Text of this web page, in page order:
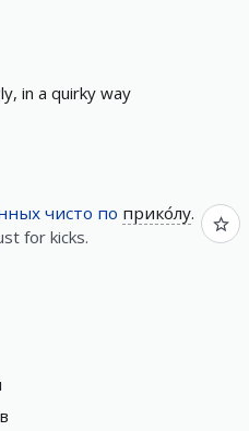
ly, in a quirky way
чисто по прико́лу.
for kicks.